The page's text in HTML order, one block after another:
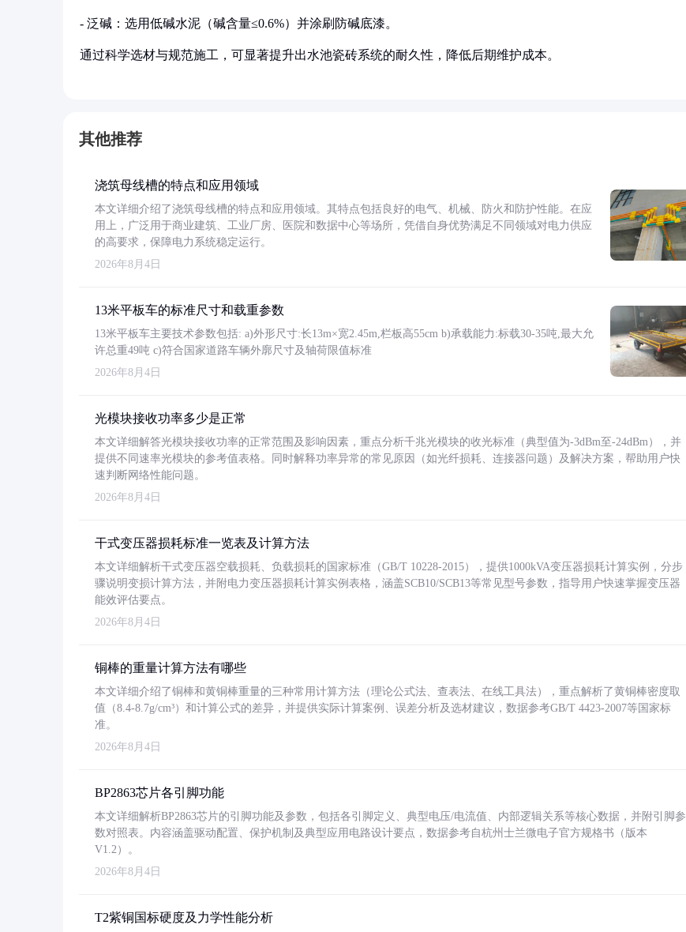
- 泛碱：选用低碱水泥（碱含量≤0.6%）并涂刷防碱底漆。
通过科学选材与规范施工，可显著提升出水池瓷砖系统的耐久性，降低后期维护成本。
其他推荐
浇筑母线槽的特点和应用领域
本文详细介绍了浇筑母线槽的特点和应用领域。其特点包括良好的电气、机械、防火和防护性能。在应
用上，广泛用于商业建筑、工业厂房、医院和数据中心等场所，凭借自身优势满足不同领域对电力供应
的高要求，保障电力系统稳定运行。
2026年8月4日
13米平板车的标准尺寸和载重参数
13米平板车主要技术参数包括: a)外形尺寸:长13m×宽2.45m,栏板高55cm b)承载能力:标载30-35吨,最大允
许总重49吨 c)符合国家道路车辆外廓尺寸及轴荷限值标准
2026年8月4日
光模块接收功率多少是正常
本文详细解答光模块接收功率的正常范围及影响因素，重点分析千兆光模块的收光标准（典型值为-3dBm至-24dBm），并
提供不同速率光模块的参考值表格。同时解释功率异常的常见原因（如光纤损耗、连接器问题）及解决方案，帮助用户快
速判断网络性能问题。
2026年8月4日
干式变压器损耗标准一览表及计算方法
本文详细解析干式变压器空载损耗、负载损耗的国家标准（GB/T 10228-2015），提供1000kVA变压器损耗计算实例，分步
骤说明变损计算方法，并附电力变压器损耗计算实例表格，涵盖SCB10/SCB13等常见型号参数，指导用户快速掌握变压器
能效评估要点。
2026年8月4日
铜棒的重量计算方法有哪些
本文详细介绍了铜棒和黄铜棒重量的三种常用计算方法（理论公式法、查表法、在线工具法），重点解析了黄铜棒密度取
值（8.4-8.7g/cm³）和计算公式的差异，并提供实际计算案例、误差分析及选材建议，数据参考GB/T 4423-2007等国家标
准。
2026年8月4日
BP2863芯片各引脚功能
本文详细解析BP2863芯片的引脚功能及参数，包括各引脚定义、典型电压/电流值、内部逻辑关系等核心数据，并附引脚参
数对照表。内容涵盖驱动配置、保护机制及典型应用电路设计要点，数据参考自杭州士兰微电子官方规格书（版本
V1.2）。
2026年8月4日
T2紫铜国标硬度及力学性能分析